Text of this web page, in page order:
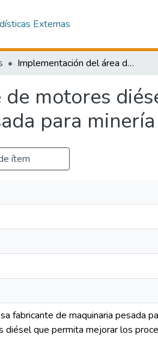
Externas
Implementación del área de ensamble de motores diésel en una empresa fabricante de maquinaria pesada para minería Subterránea
motores
para
ítem
fabricante de maquinaria pesada
que permita mejorar los